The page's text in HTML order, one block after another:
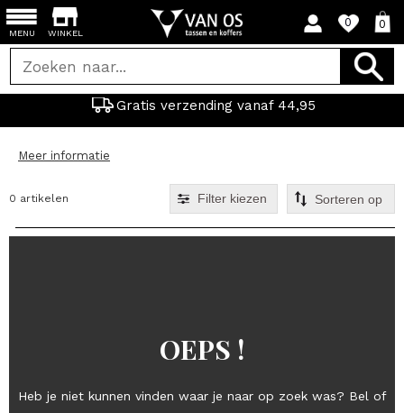
WINKEL
0 0
Gratis verzending vanaf 44,95
MENU
Meer informatie
0 artikelen Filter kiezen
OEPS !
Heb je niet kunnen vinden waar je naar op zoek was? Bel of